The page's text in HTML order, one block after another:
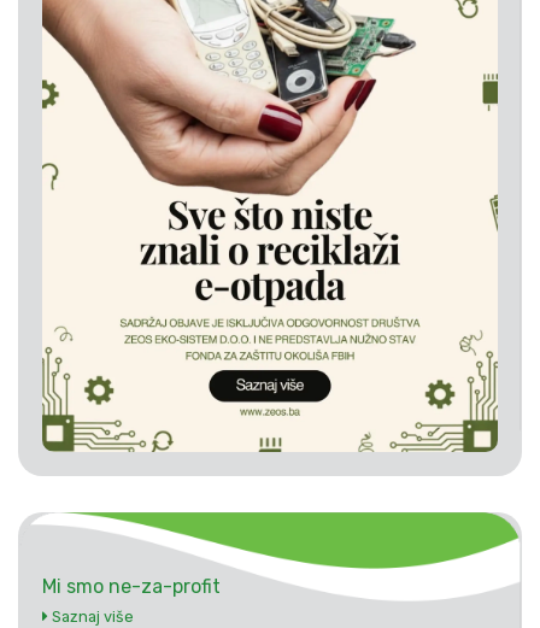
Mi smo ne-za-profit
Saznaj više